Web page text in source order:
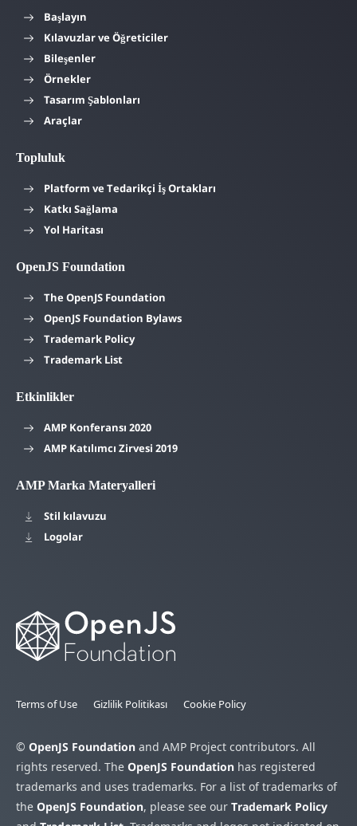
Başlayın
Kılavuzlar ve Öğreticiler
Bileşenler
Örnekler
Tasarım Şablonları
Araçlar
Topluluk
Platform ve Tedarikçi İş Ortakları
Katkı Sağlama
Yol Haritası
OpenJS Foundation
The OpenJS Foundation
OpenJS Foundation Bylaws
Trademark Policy
Trademark List
Etkinlikler
AMP Konferansı 2020
AMP Katılımcı Zirvesi 2019
AMP Marka Materyalleri
Stil kılavuzu
Logolar
Terms of Use Gizlilik Politikası Cookie Policy
© OpenJS Foundation and AMP Project contributors. All
rights reserved. The OpenJS Foundation has registered
trademarks and uses trademarks. For a list of trademarks of
the OpenJS Foundation, please see our Trademark Policy